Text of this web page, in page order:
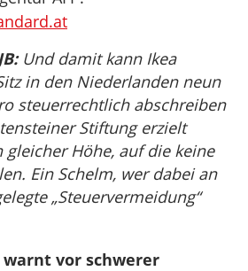
Und damit kann Ikea
in den Niederlanden neun
steuerrechtlich abschreiben
Stiftung erzielt
gleicher Höhe, auf die keine
Ein Schelm, wer dabei an
„Steuervermeidung“
vor schwerer